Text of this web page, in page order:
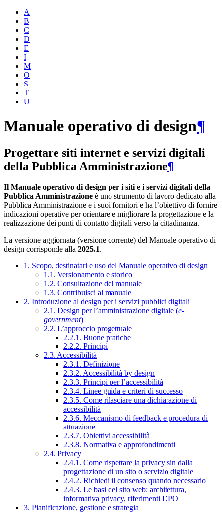
A
B
C
D
E
I
M
O
S
T
U
Manuale operativo di design¶
Progettare siti internet e servizi digitali
della Pubblica Amministrazione¶
Il Manuale operativo di design per i siti e i servizi digitali della
Pubblica Amministrazione è uno strumento di lavoro dedicato alla
Pubblica Amministrazione e i suoi fornitori e ha l’obiettivo di fornire
indicazioni operative per orientare e migliorare la progettazione e la
realizzazione dei punti di contatto digitali verso la cittadinanza.
La versione aggiornata (versione corrente) del Manuale operativo di
design corrisponde alla 2025.1.
1. Scopo, destinatari e uso del Manuale operativo di design
1.1. Versionamento e storico
1.2. Consultazione del manuale
1.3. Contribuisci al manuale
2. Introduzione al design per i servizi pubblici digitali
2.1. Design per l’amministrazione digitale (e-
government)
2.2. L’approccio progettuale
2.2.1. Buone pratiche
2.2.2. Principi
2.3. Accessibilità
2.3.1. Definizione
2.3.2. Accessibilità by design
2.3.3. Principi per l’accessibilità
2.3.4. Linee guida e criteri di successo
2.3.5. Come rilasciare una dichiarazione di
accessibilità
2.3.6. Meccanismo di feedback e procedura di
attuazione
2.3.7. Obiettivi accessibilità
2.3.8. Normativa e approfondimenti
2.4. Privacy
2.4.1. Come rispettare la privacy sin dalla
progettazione di un sito o servizio digitale
2.4.2. Richiedi il consenso quando necessario
2.4.3. Le basi del sito web: architettura,
informativa privacy, riferimenti DPO
3. Pianificazione, gestione e strategia